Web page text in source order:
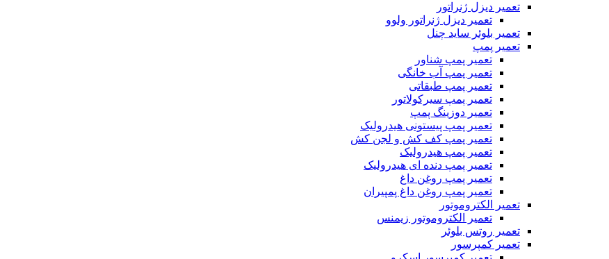
تعمیر دیزل ژنراتور
تعمیر دیزل ژنراتور ولوو
تعمیر بلوئر ساید چنل
تعمیر پمپ
تعمیر پمپ شناور
تعمیر پمپ آب خانگی
تعمیر پمپ طبقاتی
تعمیر پمپ سیرکولاتور
تعمیر دوزینگ پمپ
تعمیر پمپ پیستونی هیدرولیک
تعمیر پمپ کف کش و لجن کش
تعمیر پمپ هیدرولیک
تعمیر پمپ دنده ای هیدرولیک
تعمیر پمپ روغن داغ
تعمیر پمپ روغن داغ پمپیران
تعمیر الکتروموتور
تعمیر الکتروموتور زیمنس
تعمیر روتس بلوئر
تعمیر کمپرسور